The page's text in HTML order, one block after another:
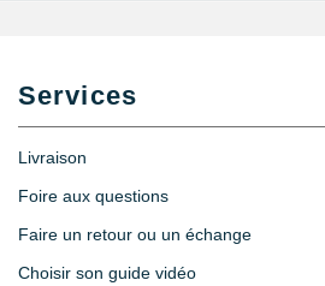
Services
Livraison
Foire aux questions
Faire un retour ou un échange
Choisir son guide vidéo